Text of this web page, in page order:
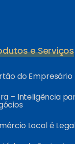
e Serviços
do Empresário
– Inteligência
Local é